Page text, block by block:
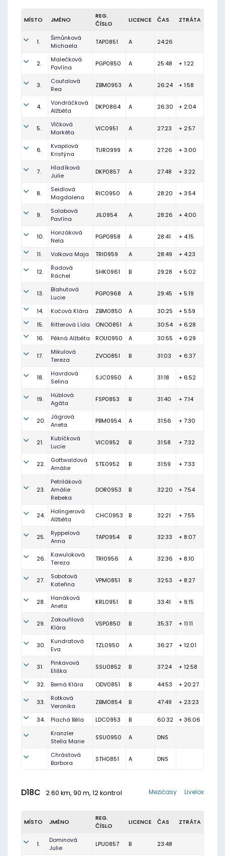
MÍSTO JMÉNO
REG.
ČÍSLO
LICENCE ČAS ZTRÁTA
1.
Šimůnková
Michaela
TAP0851 A 24:26
2.
Malečková
Pavlína
PGP0850 A 25:48 + 1:22
3.
Coufalová
Rea
ZBM0953 A 26:24 + 1:58
4.
Vondráčková
Alžběta
DKP0864 A 26:30 + 2:04
5.
Vlčková
Markéta
VIC0951 A 27:23 + 2:57
6.
Kvapilová
Kristýna
TUR0999 A 27:26 + 3:00
7.
Hladíková
Julie
DKP0857 A 27:48 + 3:22
8.
Seidlová
Magdalena
RIC0950 A 28:20 + 3:54
9.
Salabová
Pavlína
JIL0954 A 28:26 + 4:00
10.
Honzáková
Nela
PGP0858 A 28:41 + 4:15
11. Volkova Maja TRI0959 A 28:49 + 4:23
12.
Řadová
Ráchel
SHK0961 B 29:28 + 5:02
13.
Blahutová
Lucie
PGP0968 A 29:45 + 5:19
14. Kočová Klára ZBM0850 A 30:25
+ 5:59
15.
Ritterová Lída ONO0851 A 30:54
+ 6:28
16.
Pěkná Alžběta ROU0950 A 30:55 + 6:29
17.
Mikulová
Tereza
ZVO0851 B 31:03 + 6:37
18.
Havrdová
Selina
SJC0950 A 31:18 + 6:52
19.
Hüblová
Agáta
FSP0853 B 31:40 + 7:14
20.
Jágrová
Aneta
PBM0954 A 31:56 + 7:30
21.
Kubíčková
Lucie
VIC0952 B 31:58 + 7:32
22.
Gottwaldová
Amálie
STE0952 B 31:59 + 7:33
23.
Petriláková
Amálie
Rebeka
DOR0953 B 32:20 + 7:54
24.
Holingerová
Alžběta
CHC0953 B 32:21 + 7:55
25.
Ryppelová
Anna
TAP0954 B 32:33 + 8:07
26.
Kawuloková
Tereza
TRI0956 A 32:36 + 8:10
27.
Sobotová
Kateřina
VPM0851 B 32:53 + 8:27
28.
Hanáková
Aneta
KRL0951 B 33:41 + 9:15
29.
Zakouřilová
Klára
VSP0850 B 35:37 + 11:11
30.
Kundratová
Eva
TZL0950 A 36:27 + 12:01
31.
Pinkavová
Eliška
SSU0852 B 37:24 + 12:58
32. Berná Klára ODV0851 B 44:53 + 20:27
33.
Rotková
Veronika
ZBM0854 B 47:49 + 23:23
34. Plachá Běla LDC0953 B 60:32
+ 36:06
Kranzler
Stella Marie
SSU0950 A DNS
Chrástová
Barbora
STH0851 A DNS
D18C 2.60 km, 90 m, 12 kontrol Livelox
Mezičasy
MÍSTO JMÉNO
REG.
ČÍSLO
LICENCE ČAS ZTRÁTA
1.
Dominová
Julie
LPU0857 B 23:48